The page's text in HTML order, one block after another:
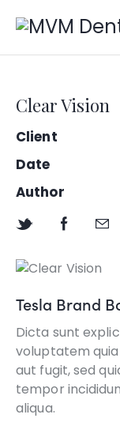
Clear Vision
Client
Date
Author
Tesla Brand
Dicta sunt
voluptatem
aut fugit, sed
tempor
aliqua.